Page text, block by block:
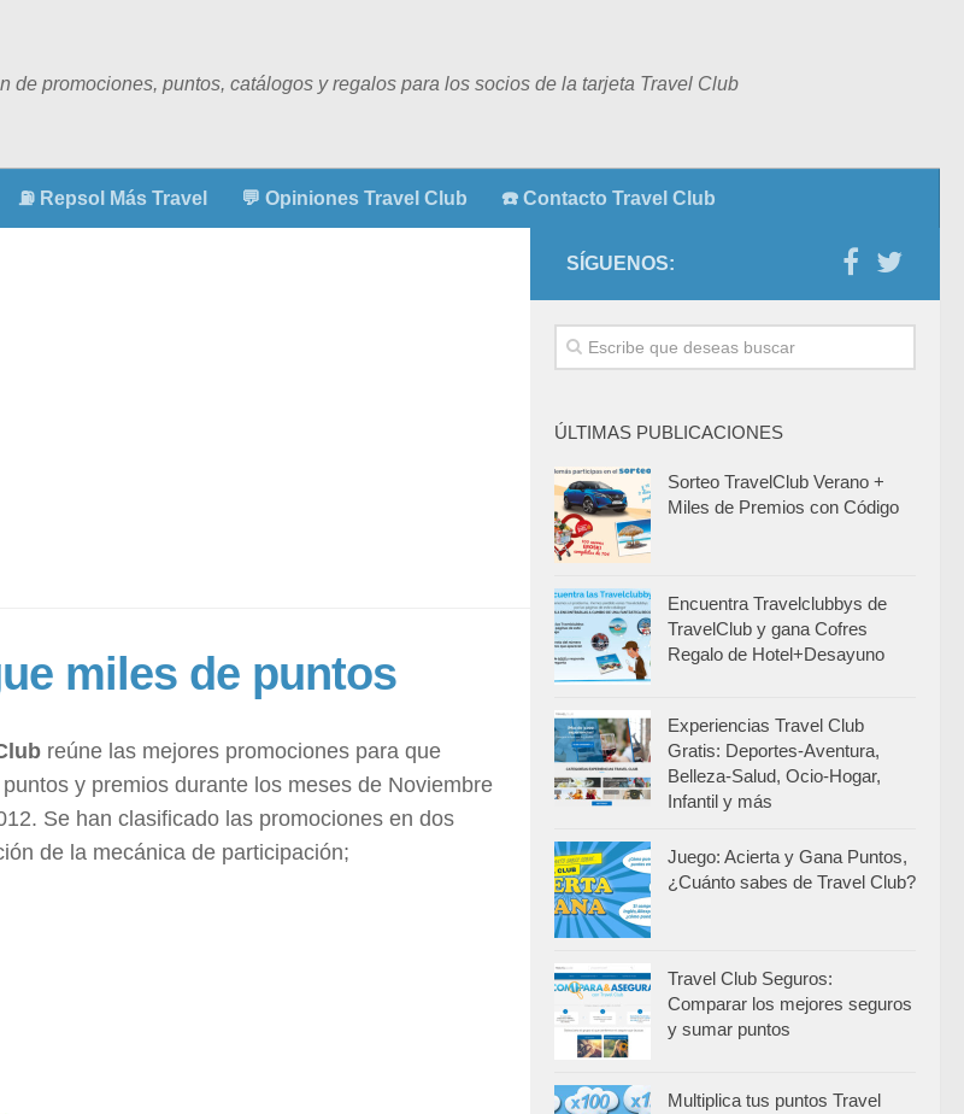
de promociones, puntos, catálogos y regalos para los socios de la tarjeta Travel Club
⛽ Repsol Más Travel 💬 Opiniones Travel Club ☎️ Contacto Travel Club
miles de puntos
reúne las mejores promociones para que
y premios durante los meses de Noviembre
Se han clasificado las promociones en dos
de la mecánica de participación;
SÍGUENOS:
ÚLTIMAS PUBLICACIONES
Sorteo TravelClub Verano +
Miles de Premios con Código
Encuentra Travelclubbys de
TravelClub y gana Cofres
Regalo de Hotel+Desayuno
Experiencias Travel Club
Gratis: Deportes-Aventura,
Belleza-Salud, Ocio-Hogar,
Infantil y más
Juego: Acierta y Gana Puntos,
¿Cuánto sabes de Travel Club?
Travel Club Seguros:
Comparar los mejores seguros
y sumar puntos
Multiplica tus puntos Travel